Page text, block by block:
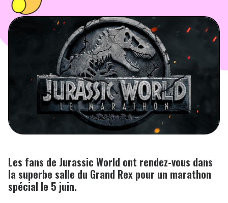
PEOPLE
FOOD
BONS PLANS
SOUTENEZ KULTT
Les fans de Jurassic World ont rendez-vous dans
la superbe salle du Grand Rex pour un marathon
spécial le 5 juin.